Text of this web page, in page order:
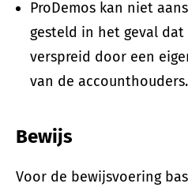
ProDemos kan niet
gesteld in het geval dat
verspreid door een
van de
Bewijs
Voor de bewijsvoering